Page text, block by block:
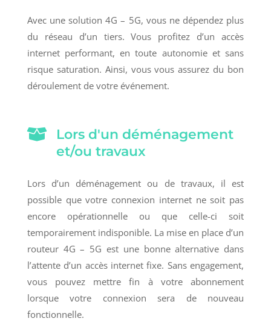
Avec une solution 4G – 5G, vous ne dépendez plus
du réseau d’un tiers. Vous profitez d’un accès
internet performant, en toute autonomie et sans
risque saturation. Ainsi, vous vous assurez du bon
déroulement de votre événement.

Lors d'un déménagement
et/ou travaux
Lors d’un déménagement ou de travaux, il est
possible que votre connexion internet ne soit pas
encore opérationnelle ou que celle-ci soit
temporairement indisponible. La mise en place d’un
routeur 4G – 5G est une bonne alternative dans
l’attente d’un accès internet fixe. Sans engagement,
vous pouvez mettre fin à votre abonnement
lorsque votre connexion sera de nouveau
fonctionnelle.